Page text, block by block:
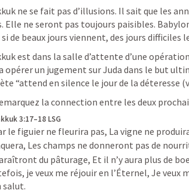
ne se fait pas d’illusions. Il sait que les
Elle ne seront pas toujours paisibles.
si de beaux jours viennent, des jours difficiles
est dans la salle d’attente d’une
opérer un jugement sur Juda dans le but
“attend en silence le jour de la déteresse
la connection entre les deux
3:17–18 LSG
le figuier ne fleurira pas, La vigne ne
Les champs ne donneront pas de
du pâturage, Et il n’y aura plus de
je veux me réjouir en l’Éternel, Je veux
salut.